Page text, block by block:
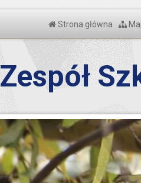
Strona główna
Zespół